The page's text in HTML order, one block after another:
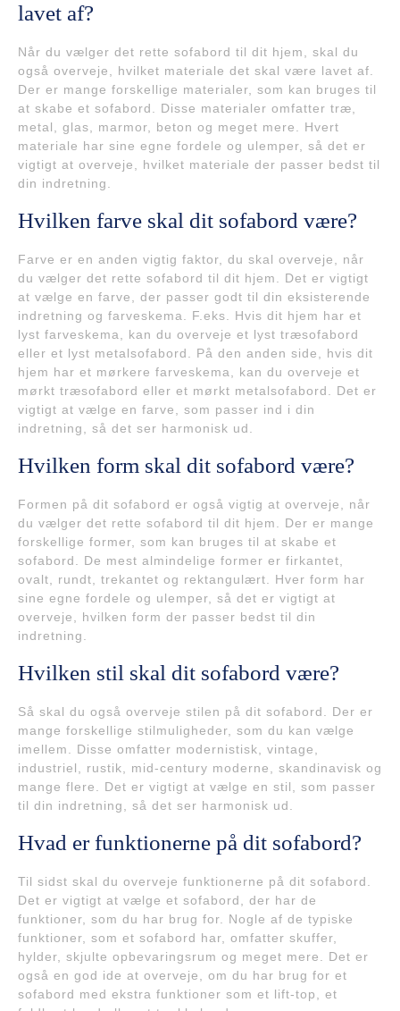
lavet af?
Når du vælger det rette sofabord til dit hjem, skal du
også overveje, hvilket materiale det skal være lavet af.
Der er mange forskellige materialer, som kan bruges til
at skabe et sofabord. Disse materialer omfatter træ,
metal, glas, marmor, beton og meget mere. Hvert
materiale har sine egne fordele og ulemper, så det er
vigtigt at overveje, hvilket materiale der passer bedst til
din indretning.
Hvilken farve skal dit sofabord være?
Farve er en anden vigtig faktor, du skal overveje, når
du vælger det rette sofabord til dit hjem. Det er vigtigt
at vælge en farve, der passer godt til din eksisterende
indretning og farveskema. F.eks. Hvis dit hjem har et
lyst farveskema, kan du overveje et lyst træsofabord
eller et lyst metalsofabord. På den anden side, hvis dit
hjem har et mørkere farveskema, kan du overveje et
mørkt træsofabord eller et mørkt metalsofabord. Det er
vigtigt at vælge en farve, som passer ind i din
indretning, så det ser harmonisk ud.
Hvilken form skal dit sofabord være?
Formen på dit sofabord er også vigtig at overveje, når
du vælger det rette sofabord til dit hjem. Der er mange
forskellige former, som kan bruges til at skabe et
sofabord. De mest almindelige former er firkantet,
ovalt, rundt, trekantet og rektangulært. Hver form har
sine egne fordele og ulemper, så det er vigtigt at
overveje, hvilken form der passer bedst til din
indretning.
Hvilken stil skal dit sofabord være?
Så skal du også overveje stilen på dit sofabord. Der er
mange forskellige stilmuligheder, som du kan vælge
imellem. Disse omfatter modernistisk, vintage,
industriel, rustik, mid-century moderne, skandinavisk og
mange flere. Det er vigtigt at vælge en stil, som passer
til din indretning, så det ser harmonisk ud.
Hvad er funktionerne på dit sofabord?
Til sidst skal du overveje funktionerne på dit sofabord.
Det er vigtigt at vælge et sofabord, der har de
funktioner, som du har brug for. Nogle af de typiske
funktioner, som et sofabord har, omfatter skuffer,
hylder, skjulte opbevaringsrum og meget mere. Det er
også en god ide at overveje, om du har brug for et
sofabord med ekstra funktioner som et lift-top, et